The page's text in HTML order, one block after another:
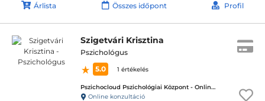
Árlista Összes időpont Profil
Szigetvári Krisztina
Pszichológus
5.0
1 értékelés
Pszichocloud Pszichológiai Központ - Online ügyfélfogadás
Online konzultáció